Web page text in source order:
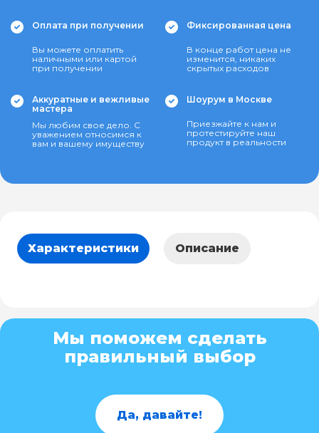
Оплата при получении
Вы можете оплатить
наличными или картой
при получении
Фиксированная цена
В конце работ цена не
изменится, никаких
скрытых расходов
Аккуратные и вежливые
мастера
Мы любим свое дело. С
уважением относимся к
вам и вашему имуществу
Шоурум в Москве
Приезжайте к нам и
протестируйте наш
продукт в реальности
Характеристики Описание
Мы поможем сделать
правильный выбор
Да, давайте!